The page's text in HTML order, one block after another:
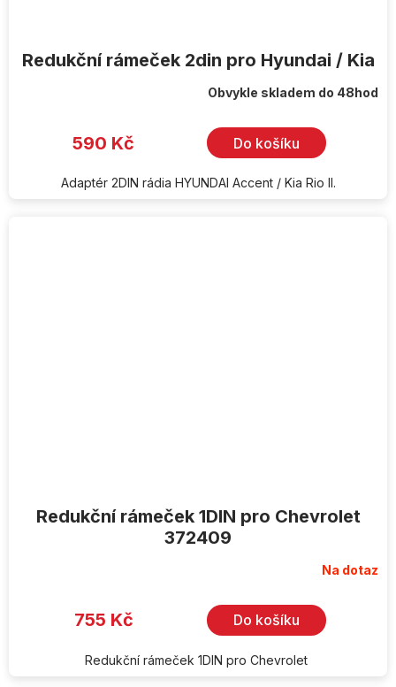
Redukční rámeček 2din pro Hyundai / Kia
Obvykle skladem do 48hod
590 Kč Do košíku
Adaptér 2DIN rádia HYUNDAI Accent / Kia Rio II.
Redukční rámeček 1DIN pro Chevrolet
372409
Na dotaz
755 Kč Do košíku
Redukční rámeček 1DIN pro Chevrolet